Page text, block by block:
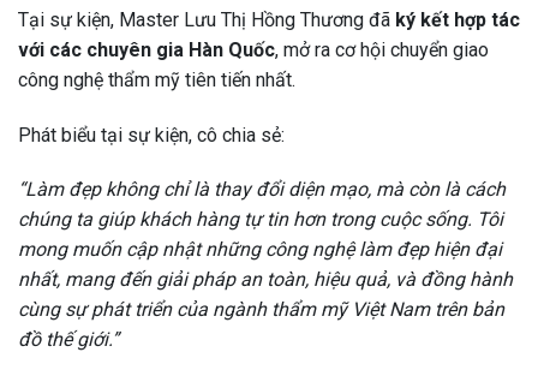
Tại sự kiện, Master Lưu Thị Hồng Thương đã ký kết hợp tác
với các chuyên gia Hàn Quốc, mở ra cơ hội chuyển giao
công nghệ thẩm mỹ tiên tiến nhất.
Phát biểu tại sự kiện, cô chia sẻ:
“Làm đẹp không chỉ là thay đổi diện mạo, mà còn là cách
chúng ta giúp khách hàng tự tin hơn trong cuộc sống. Tôi
mong muốn cập nhật những công nghệ làm đẹp hiện đại
nhất, mang đến giải pháp an toàn, hiệu quả, và đồng hành
cùng sự phát triển của ngành thẩm mỹ Việt Nam trên bản
đồ thế giới.”